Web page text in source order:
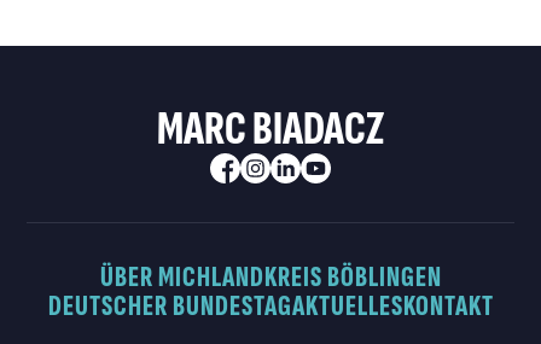
MARC BIADACZ
ÜBER MICHLANDKREIS BÖBLINGEN
DEUTSCHER BUNDESTAGAKTUELLESKONTAKT